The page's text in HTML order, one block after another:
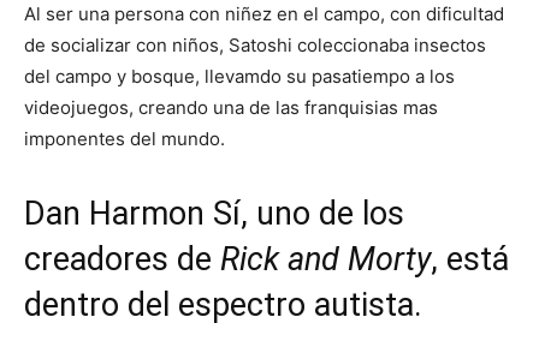
Al ser una persona con niñez en el campo, con dificultad
de socializar con niños, Satoshi coleccionaba insectos
del campo y bosque, llevamdo su pasatiempo a los
videojuegos, creando una de las franquisias mas
imponentes del mundo.
Dan Harmon Sí, uno de los
creadores de Rick and Morty, está
dentro del espectro autista.